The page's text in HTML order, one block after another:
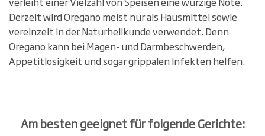
Derzeit wird Oregano meist nur als Hausmittel sowie
vereinzelt in der Naturheilkunde verwendet. Denn
Oregano kann bei Magen- und Darmbeschwerden,
Appetitlosigkeit und sogar grippalen Infekten helfen.
Am besten geeignet für folgende Gerichte: